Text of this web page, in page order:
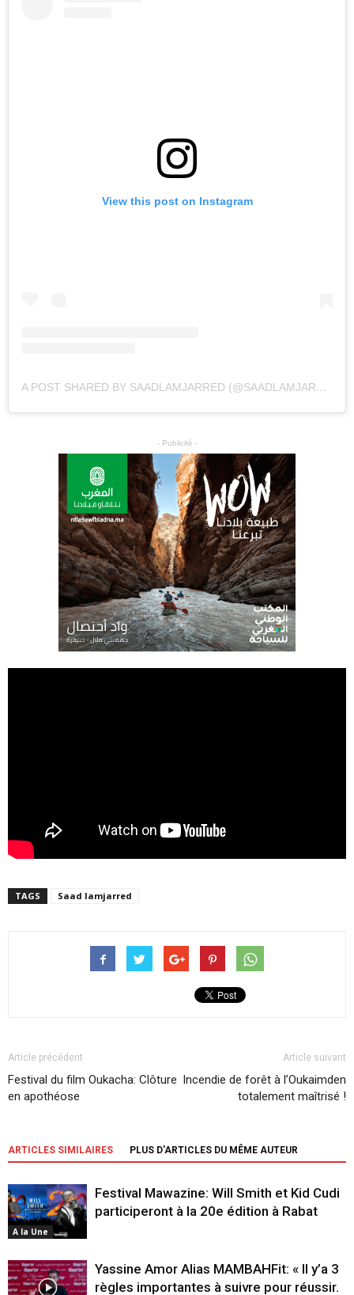
View this post on Instagram
A POST SHARED BY SAADLAMJARRED (@SAADLAMJARRED1)
- Publicité -
TAGS Saad lamjarred
Article précédent
Festival du film Oukacha: Clôture
en apothéose
Article suivant
Incendie de forêt à l’Oukaimden
totalement maîtrisé !
ARTICLES SIMILAIRES PLUS D'ARTICLES DU MÊME AUTEUR
A la Une
Festival Mawazine: Will Smith et Kid Cudi
participeront à la 20e édition à Rabat
Yassine Amor Alias MAMBAHFit: « Il y’a 3
règles importantes à suivre pour réussir.